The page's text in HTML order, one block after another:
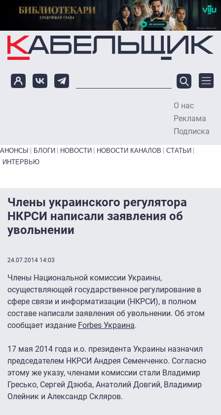
Перейти к основному содержанию
О нас
Реклама
Подписка
Primary links bottom
АНОНСЫ БЛОГИ НОВОСТИ НОВОСТИ КАНАЛОВ
СТАТЬИ
ИНТЕРВЬЮ
Члены украинского регулятора
НКРСИ написали заявления об
увольнении
24.07.2014 14:03
Члены Национальной комиссии Украины,
осуществляющей государственное регулирование в
сфере связи и информатизации (НКРСИ), в полном
составе написали заявления об увольнении. Об этом
сообщает издание Forbes Украина.
17 мая 2014 года и.о. президента Украины назначил
председателем НКРСИ Андрея Семенченко. Согласно
этому же указу, членами комиссии стали Владимир
Гресько, Сергей Дзюба, Анатолий Довгий, Владимир
Олейник и Александр Скляров.